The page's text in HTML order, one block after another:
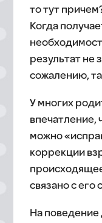
то тут
Когда
результат не
сожалению,
У многих
впечатление,
можно
коррекции
связано с его
На поведение